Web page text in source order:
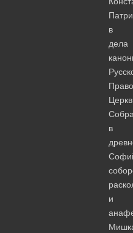
в
дела
в
и